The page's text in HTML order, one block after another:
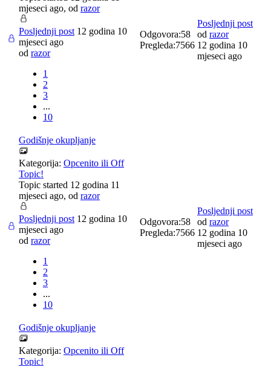
mjeseci ago, od razor
Posljednji post 12 godina 10
mjeseci ago
od razor
1
2
3
...
10
Odgovora:58
Pregleda:7566
Posljednji post
od razor
12 godina 10
mjeseci ago
Godišnje okupljanje
Kategorija: Opcenito ili Off
Topic!
Topic started 12 godina 11
mjeseci ago, od razor
Posljednji post 12 godina 10
mjeseci ago
od razor
1
2
3
...
10
Odgovora:58
Pregleda:7566
Posljednji post
od razor
12 godina 10
mjeseci ago
Godišnje okupljanje
Kategorija: Opcenito ili Off
Topic!